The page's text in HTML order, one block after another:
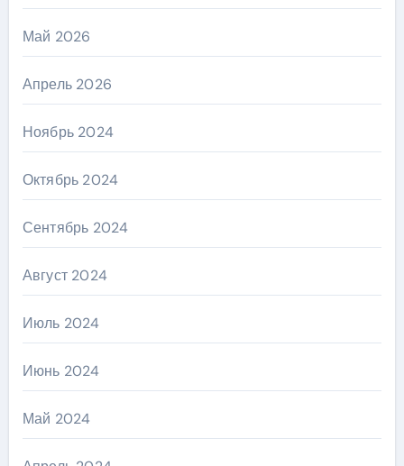
Май 2026
Апрель 2026
Ноябрь 2024
Октябрь 2024
Сентябрь 2024
Август 2024
Июль 2024
Июнь 2024
Май 2024